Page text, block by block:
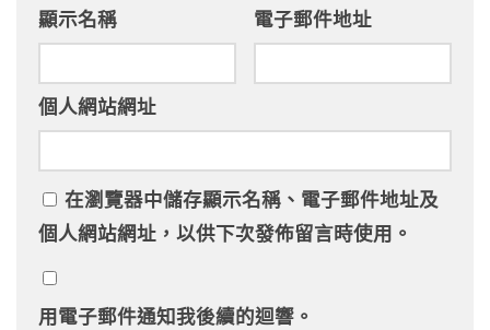
顯示名稱 電子郵件地址
個人網站網址
在瀏覽器中儲存顯示名稱、電子郵件地址及
個人網站網址，以供下次發佈留言時使用。
用電子郵件通知我後續的迴響。